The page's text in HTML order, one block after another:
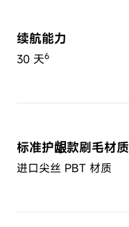
续航能力
30 天6
标准护龈款刷毛材质
进口尖丝 PBT 材质